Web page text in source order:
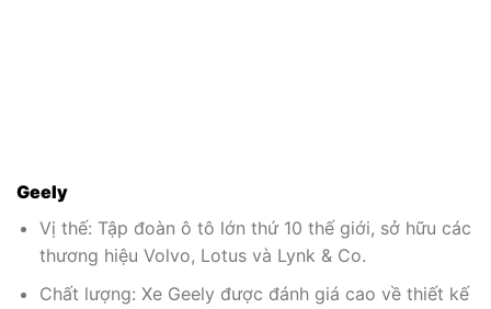
Geely
Vị thế: Tập đoàn ô tô lớn thứ 10 thế giới, sở hữu các
thương hiệu Volvo, Lotus và Lynk & Co.
Chất lượng: Xe Geely được đánh giá cao về thiết kế